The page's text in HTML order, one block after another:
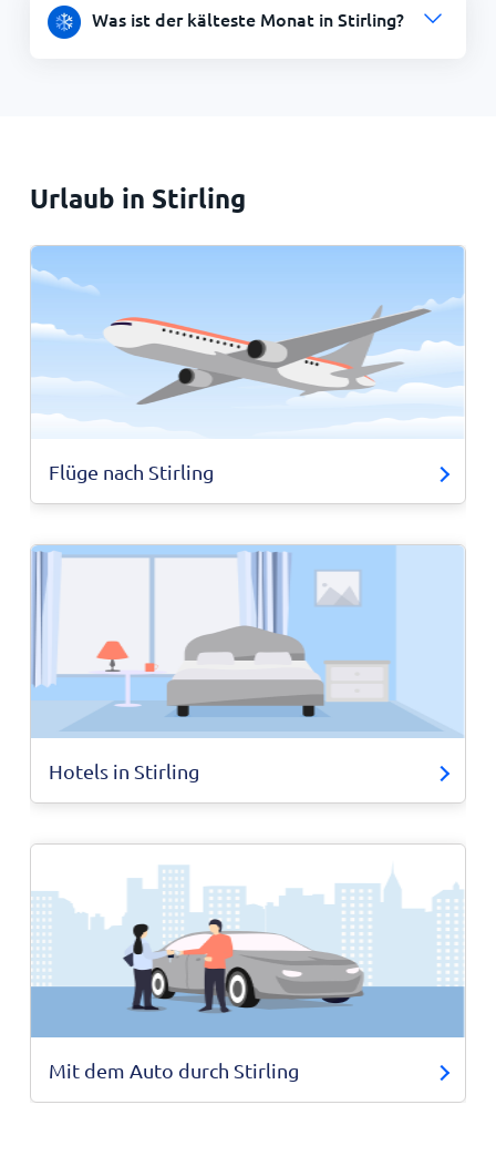
Was ist der kälteste Monat in Stirling?
Urlaub in Stirling
Flüge nach Stirling
Hotels in Stirling
Mit dem Auto durch Stirling